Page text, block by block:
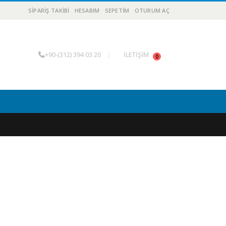
SIPARIŞ TAKIBI HESABIM SEPETIM OTURUM AÇ
+90-(312) 394 03 20 | İLETİŞİM 0